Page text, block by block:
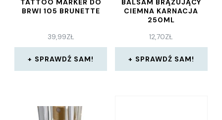
TATTOO MARKER DO
BRWI 105 BRUNETTE
39,99ZŁ
SPRAWDŹ SAM!
BALSAM BRĄZUJĄCY
CIEMNA KARNACJA
250ML
12,70ZŁ
SPRAWDŹ SAM!